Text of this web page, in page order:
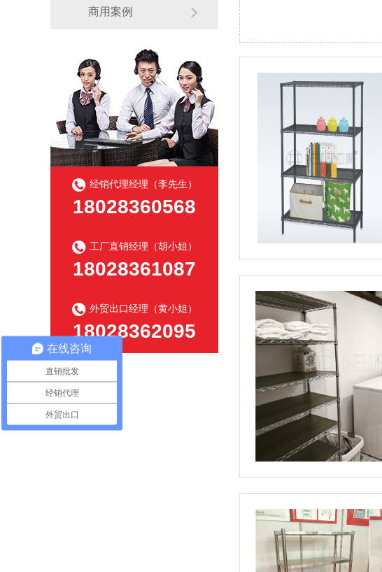
商用案例
经销代理经理（李先生）
18028360568
工厂直销经理（胡小姐）
18028361087
外贸出口经理（黄小姐）
18028362095
在线咨询
直销批发
经销代理
外贸出口